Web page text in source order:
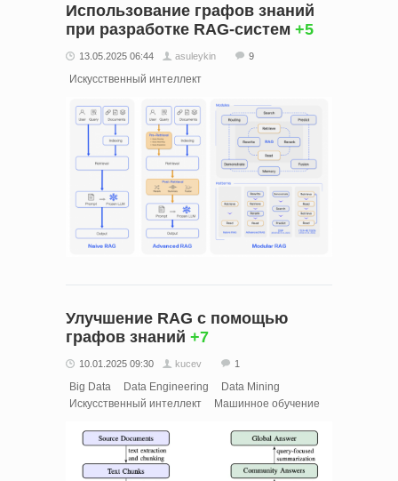
Использование графов знаний
при разработке RAG-систем +5
13.05.2025 06:44 asuleykin 9
Искусственный интеллект
Улучшение RAG с помощью
графов знаний +7
10.01.2025 09:30 kucev 1
Big Data Data Engineering
Data Mining
Искусственный интеллект
Машинное обучение